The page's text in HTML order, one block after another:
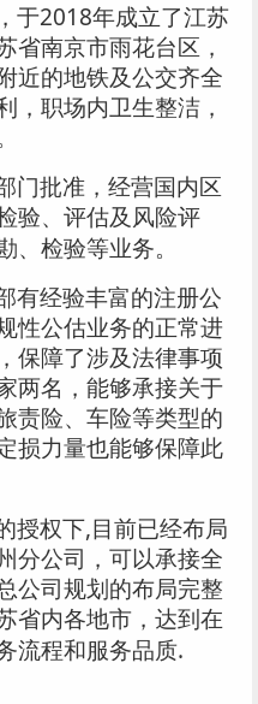
于2018年成立了江苏
省南京市雨花台区，
近的地铁及公交齐全
，职场内卫生整洁，
门批准，经营国内区
验、评估及风险评
、检验等业务。
有经验丰富的注册公
性公估业务的正常进
保障了涉及法律事项
两名，能够承接关于
责险、车险等类型的
损力量也能够保障此
授权下, 目前已经布局
分公司，可以承接全
公司规划的布局完整
省内各地市，达到在
流程和服务品质.